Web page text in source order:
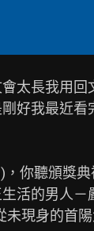
會太長我用
好我最近
你聽頒獎
活的男人
現身的首